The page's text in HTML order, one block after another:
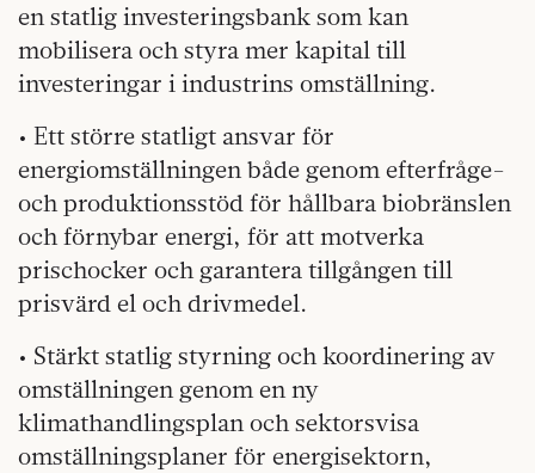
en statlig investeringsbank som kan
mobilisera och styra mer kapital till
investeringar i industrins omställning.
• Ett större statligt ansvar för
energiomställningen både genom efterfråge-
och produktionsstöd för hållbara biobränslen
och förnybar energi, för att motverka
prischocker och garantera tillgången till
prisvärd el och drivmedel.
• Stärkt statlig styrning och koordinering av
omställningen genom en ny
klimathandlingsplan och sektorsvisa
omställningsplaner för energisektorn,